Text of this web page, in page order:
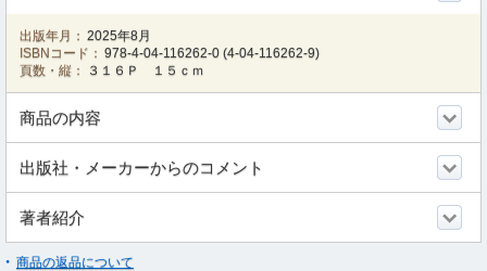
出版年月： 2025年8月
ISBNコード： 978-4-04-116262-0 (4-04-116262-9)
頁数・縦：
３１６Ｐ １５ｃｍ
商品の内容
出版社・メーカーからのコメント
著者紹介
商品の返品について